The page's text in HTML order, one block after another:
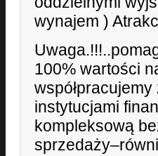
wynajem )
100% wartości
instytucjami
kompleksową